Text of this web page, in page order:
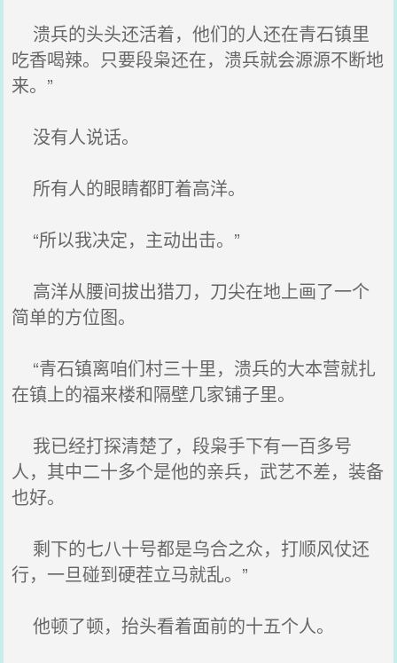
溃兵的头头还活着，他们的人还在青石镇里
吃香喝辣。只要段枭还在，溃兵就会源源不断地
来。”
没有人说话。
所有人的眼睛都盯着高洋。
“所以我决定，主动出击。”
高洋从腰间拔出猎刀，刀尖在地上画了一个
简单的方位图。
“青石镇离咱们村三十里，溃兵的大本营就扎
在镇上的福来楼和隔壁几家铺子里。
我已经打探清楚了，段枭手下有一百多号
人，其中二十多个是他的亲兵，武艺不差，装备
也好。
剩下的七八十号都是乌合之众，打顺风仗还
行，一旦碰到硬茬立马就乱。”
他顿了顿，抬头看着面前的十五个人。